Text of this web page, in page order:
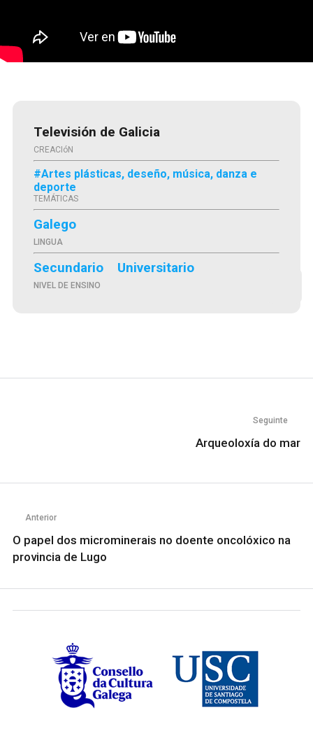
Televisión de Galicia
CREACIóN
#Artes plásticas, deseño, música, danza e
deporte
TEMÁTICAS
Galego
LINGUA
Secundario Universitario
NIVEL DE ENSINO
Anterior
O papel dos microminerais no doente oncolóxico na
provincia de Lugo
Seguinte
Arqueoloxía do mar